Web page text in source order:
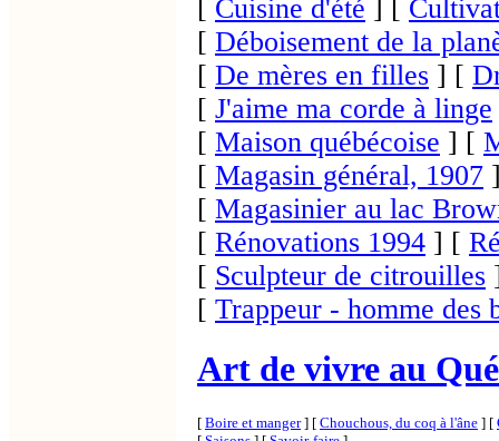
[ Cuisine d'été ] [
[ Déboisement de la
[ De mères en filles ] [
[ J'aime ma corde à linge
[ Maison québécoise ] [
[ Magasin général, 1907
[ Magasinier au lac
[ Rénovations 1994 ] [
[ Sculpteur de citrouilles
[ Trappeur - homme des
Art de vivre au
[ Boire et manger] [ Chouchous, du coq à l'âne ] [